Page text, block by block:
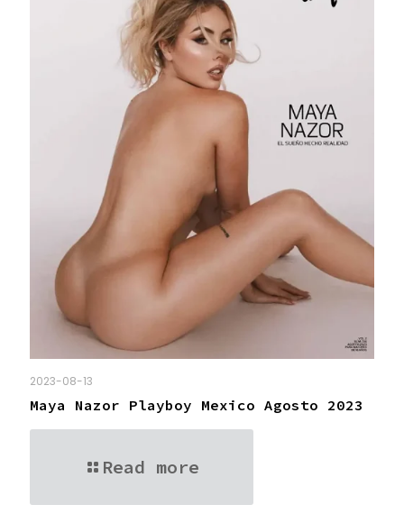
2023-08-13
Maya Nazor Playboy Mexico Agosto 2023
Read more